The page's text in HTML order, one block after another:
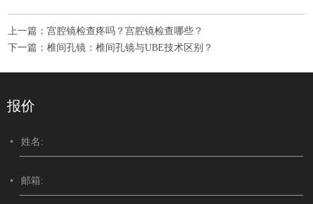
上一篇：宫腔镜检查疼吗？宫腔镜检查哪些？
下一篇：椎间孔镜：椎间孔镜与UBE技术区别？
报价